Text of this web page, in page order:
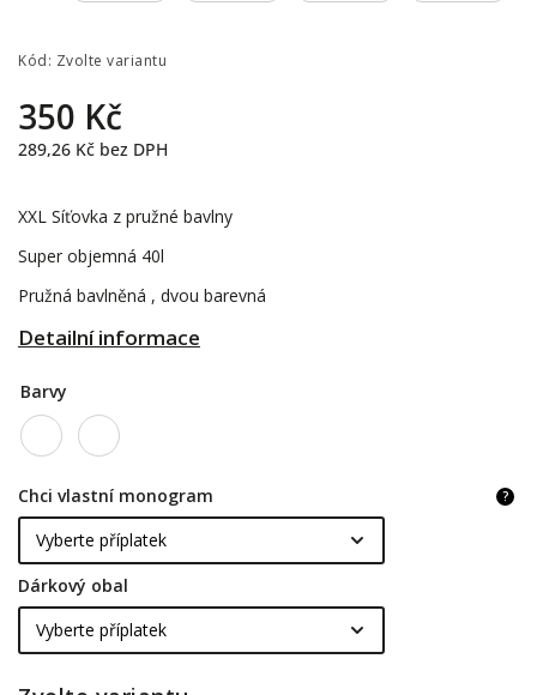
Kód: Zvolte variantu
350 Kč
289,26 Kč bez DPH
XXL Síťovka z pružné bavlny
Super objemná 40l
Pružná bavlněná , dvou barevná
Detailní informace
Barvy
Chci vlastní monogram ?
Dárkový obal